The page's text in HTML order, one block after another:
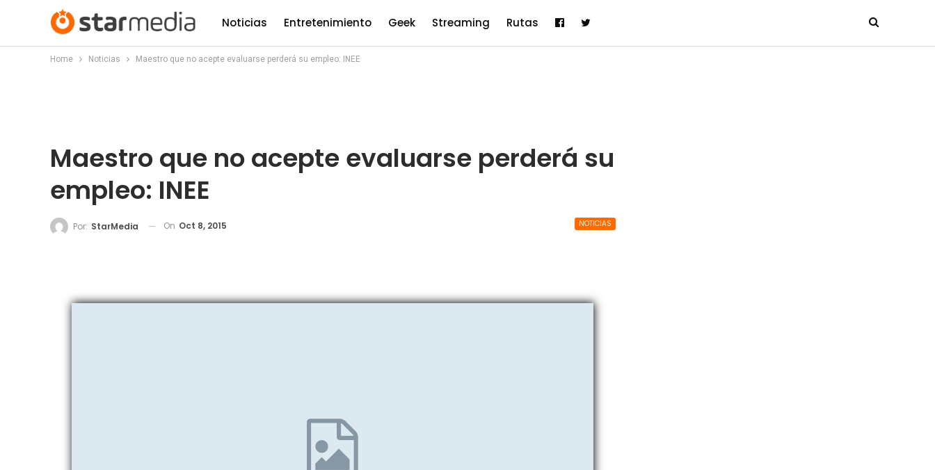
Noticias Entretenimiento Geek Streaming Rutas
Home Noticias Maestro que no acepte evaluarse perderá su empleo: INEE
Maestro que no acepte evaluarse perderá su
empleo: INEE
NOTICIAS
Por: StarMedia On Oct 8, 2015